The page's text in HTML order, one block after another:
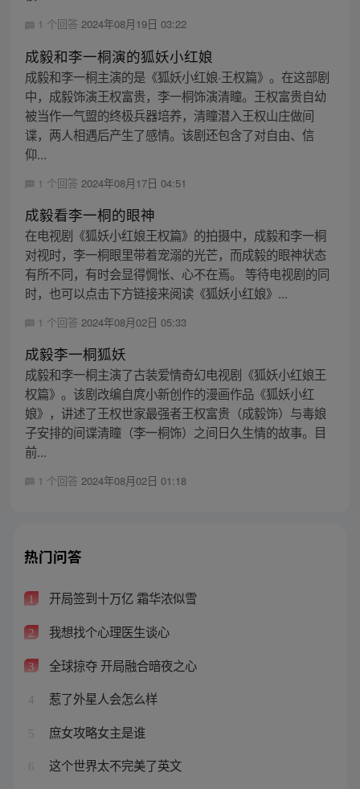
1 个回答 2024年08月19日 03:22
成毅和李一桐演的狐妖小红娘
成毅和李一桐主演的是《狐妖小红娘·王权篇》。在这部剧
中，成毅饰演王权富贵，李一桐饰演清瞳。王权富贵自幼
被当作一气盟的终极兵器培养，清瞳潜入王权山庄做间
谍，两人相遇后产生了感情。该剧还包含了对自由、信
仰...
1 个回答 2024年08月17日 04:51
成毅看李一桐的眼神
在电视剧《狐妖小红娘王权篇》的拍摄中，成毅和李一桐
对视时，李一桐眼里带着宠溺的光芒，而成毅的眼神状态
有所不同，有时会显得惆怅、心不在焉。 等待电视剧的同
时，也可以点击下方链接来阅读《狐妖小红娘》...
1 个回答 2024年08月02日 05:33
成毅李一桐狐妖
成毅和李一桐主演了古装爱情奇幻电视剧《狐妖小红娘王
权篇》。该剧改编自庹小新创作的漫画作品《狐妖小红
娘》，讲述了王权世家最强者王权富贵（成毅饰）与毒娘
子安排的间谍清瞳（李一桐饰）之间日久生情的故事。目
前...
1 个回答 2024年08月02日 01:18
热门问答
1 开局签到十万亿 霜华浓似雪
2 我想找个心理医生谈心
3 全球掠夺 开局融合暗夜之心
4 惹了外星人会怎么样
5 庶女攻略女主是谁
6 这个世界太不完美了英文